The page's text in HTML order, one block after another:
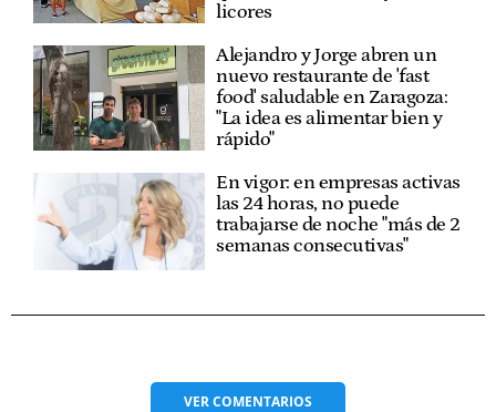
licores
Alejandro y Jorge abren un
nuevo restaurante de 'fast
food' saludable en Zaragoza:
"La idea es alimentar bien y
rápido"
En vigor: en empresas activas
las 24 horas, no puede
trabajarse de noche "más de 2
semanas consecutivas"
VERCOMENTARIOS